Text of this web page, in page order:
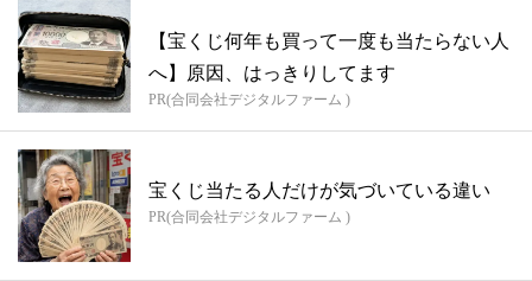
【宝くじ何年も買って一度も当たらない人
へ】原因、はっきりしてます
PR(合同会社デジタルファーム )
宝くじ当たる人だけが気づいている違い
PR(合同会社デジタルファーム )